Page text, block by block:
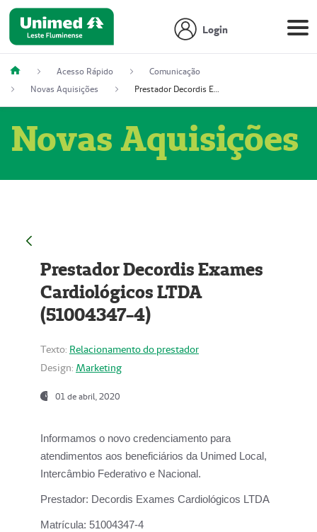
Login
Acesso Rápido
Comunicação
Novas Aquisições
Prestador Decordis Exames Cardiológicos LTDA (51004347-4)
Novas Aquisições
Prestador Decordis Exames
Cardiológicos LTDA
(51004347-4)
Texto: Relacionamento do prestador
Design: Marketing
01 de abril, 2020
Informamos o novo credenciamento para
atendimentos aos beneficiários da Unimed Local,
Intercâmbio Federativo e Nacional.
Prestador: Decordis Exames Cardiológicos LTDA
Matrícula: 51004347-4